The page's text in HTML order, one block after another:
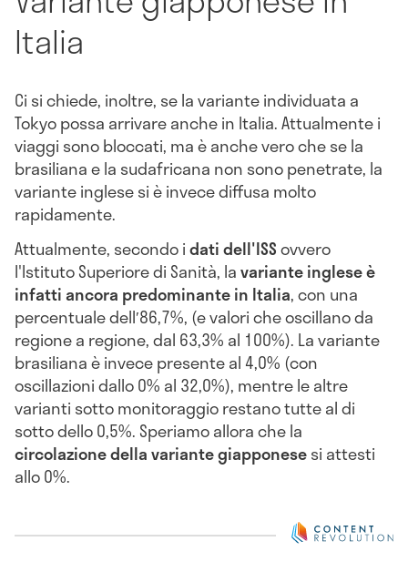
Italia
Ci si chiede, inoltre, se la variante individuata a
Tokyo possa arrivare anche in Italia. Attualmente i
viaggi sono bloccati, ma è anche vero che se la
brasiliana e la sudafricana non sono penetrate, la
variante inglese si è invece diffusa molto
rapidamente.
Attualmente, secondo idati dell'ISSovvero
l'Istituto Superiore di Sanità, lavariante inglese è
infatti ancora predominante in Italia, con una
percentuale dell′86,7%, (e valori che oscillano da
regione a regione, dal 63,3% al 100%). La variante
brasiliana è invece presente al 4,0% (con
oscillazioni dallo 0% al 32,0%), mentre le altre
varianti sotto monitoraggio restano tutte al di
sotto dello 0,5%. Speriamo allora che la
circolazione della variante giapponesesi attesti
allo 0%.